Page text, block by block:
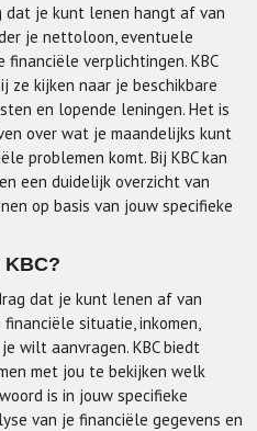
dat je kunt lenen hangt af van
je nettoloon, eventuele
verplichtingen. KBC
ze kijken naar je beschikbare
en lopende leningen. Het is
over wat je maandelijks kunt
problemen komt. Bij KBC kan
een duidelijk overzicht van
op basis van jouw specifieke
KBC?
dat je kunt lenen af van
situatie, inkomen,
wilt aanvragen. KBC biedt
met jou te bekijken welk
is in jouw specifieke
van je financiële gegevens en